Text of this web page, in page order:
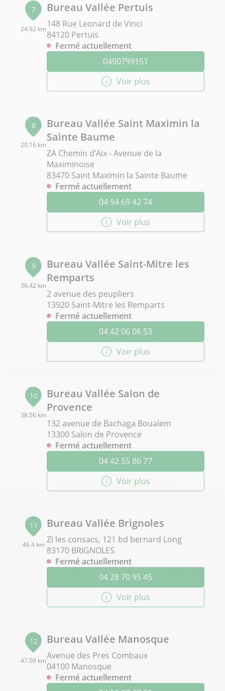
7
24.92 km
Bureau Vallée Pertuis
148 Rue Leonard de Vinci
84120 Pertuis
Fermé actuellement
0490799151
Voir plus
8
29.16 km
Bureau Vallée Saint Maximin la
Sainte Baume
ZA Chemin d'Aix - Avenue de la
Maximinoise
83470 Saint Maximin la Sainte Baume
Fermé actuellement
04 94 69 42 74
Voir plus
9
36.42 km
Bureau Vallée Saint-Mitre les
Remparts
2 avenue des peupliers
13920 Saint-Mitre les Remparts
Fermé actuellement
04 42 06 06 53
Voir plus
10
38.56 km
Bureau Vallée Salon de
Provence
132 avenue de Bachaga Boualem
13300 Salon de Provence
Fermé actuellement
04 42 55 86 77
Voir plus
11
46.4 km
Bureau Vallée Brignoles
ZI les consacs, 121 bd bernard Long
83170 BRIGNOLES
Fermé actuellement
04 28 70 95 45
Voir plus
12
47.09 km
Bureau Vallée Manosque
Avenue des Pres Combaux
04100 Manosque
Fermé actuellement